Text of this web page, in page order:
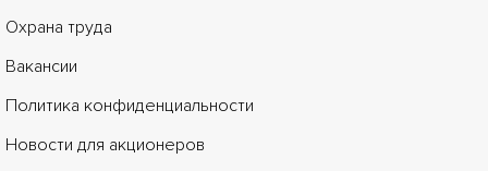
Охрана труда
Вакансии
Политика конфиденциальности
Новости для акционеров